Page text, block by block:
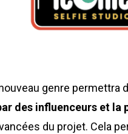
genre permettra
des influenceurs et la
du projet. Cela